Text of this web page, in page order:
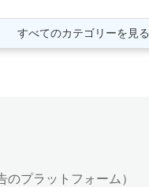
すべてのカテゴリーを見る
のプラットフォーム）